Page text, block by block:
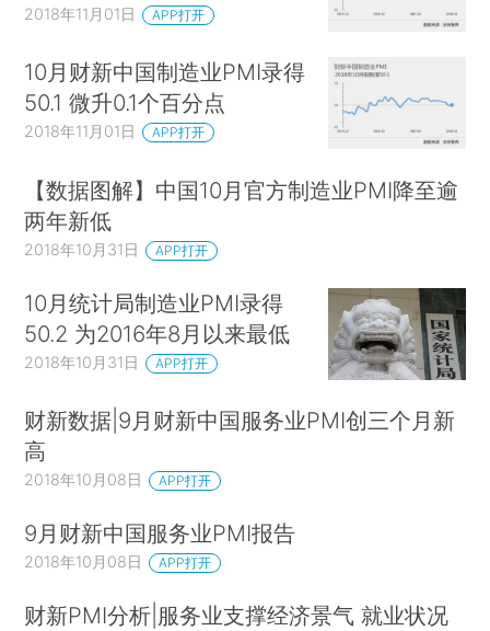
2018年11月01日 APP打开
10月财新中国制造业PMI录得
50.1 微升0.1个百分点
2018年11月01日 APP打开
【数据图解】中国10月官方制造业PMI降至逾
两年新低
2018年10月31日 APP打开
10月统计局制造业PMI录得
50.2 为2016年8月以来最低
2018年10月31日 APP打开
财新数据|9月财新中国服务业PMI创三个月新
高
2018年10月08日 APP打开
9月财新中国服务业PMI报告
2018年10月08日 APP打开
财新PMI分析|服务业支撑经济景气 就业状况